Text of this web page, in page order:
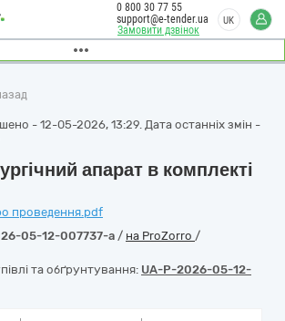
Замовити дзвінок
0 800 30 77 55
support@e-tender.ua
UK
- 12-05-2026, 13:29. Дата останніх змін -
апарат в комплекті
проведення.pdf
05-12-007737-a/ на ProZorro /
та обґрунтування: UA-P-2026-05-12-